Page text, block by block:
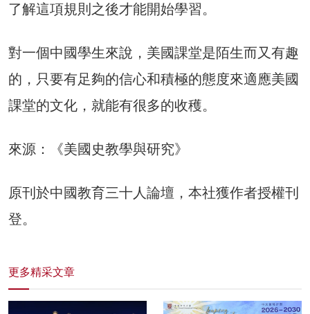
了解這項規則之後才能開始學習。
對一個中國學生來說，美國課堂是陌生而又有趣
的，只要有足夠的信心和積極的態度來適應美國
課堂的文化，就能有很多的收穫。
來源：《美國史教學與研究》
原刊於中國教育三十人論壇，本社獲作者授權刊
登。
更多精采文章